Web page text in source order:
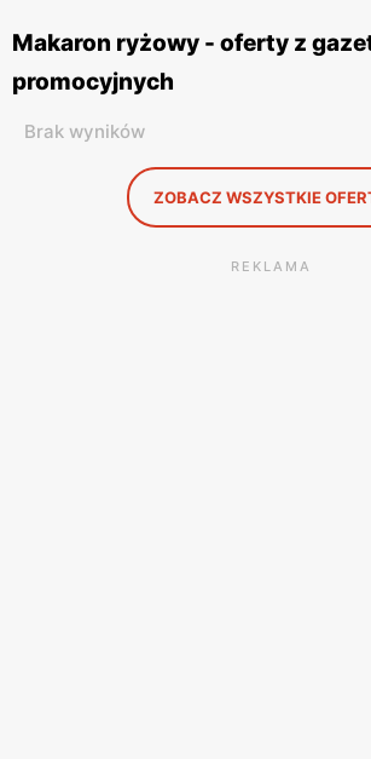
Makaron ryżowy - oferty z
promocyjnych
Brak wyników
ZOBACZ WSZYSTKIE
REKLAMA